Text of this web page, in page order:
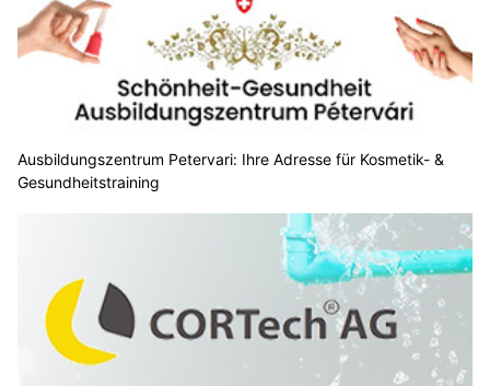
Ausbildungszentrum Petervari: Ihre Adresse für Kosmetik- &
Gesundheitstraining